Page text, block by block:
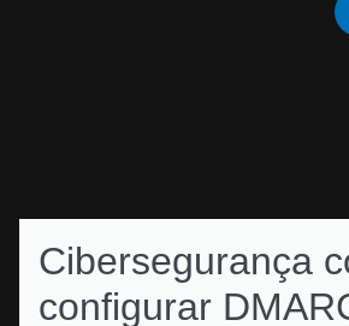
Cibersegurança
configurar